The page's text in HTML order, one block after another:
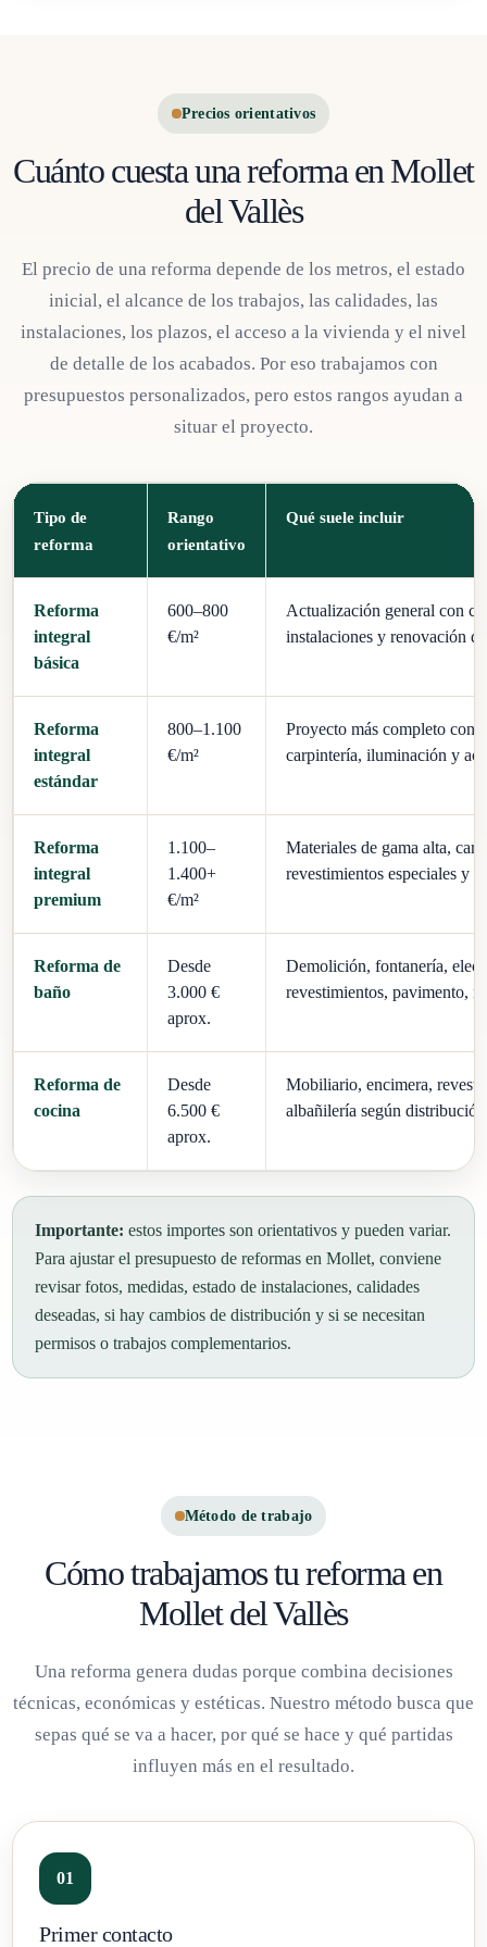
Precios orientativos
Cuánto cuesta una reforma en Mollet
del Vallès
El precio de una reforma depende de los metros, el estado
inicial, el alcance de los trabajos, las calidades, las
instalaciones, los plazos, el acceso a la vivienda y el nivel
de detalle de los acabados. Por eso trabajamos con
presupuestos personalizados, pero estos rangos ayudan a
situar el proyecto.
Tipo de
reforma
Rango
orientativo
Qué suele incluir
Reforma
integral
básica
600–800
€/m²
Actualización general con
instalaciones y renovación
Reforma
integral
estándar
800–1.100
€/m²
Proyecto más completo con
carpintería, iluminación y
Reforma
integral
premium
1.100–
1.400+
€/m²
Materiales de gama alta,
revestimientos especiales y
Reforma de
baño
Desde
3.000 €
aprox.
Demolición, fontanería,
revestimientos, pavimento,
Reforma de
cocina
Desde
6.500 €
aprox.
Mobiliario, encimera,
albañilería según
Importante: estos importes son orientativos y pueden variar.
Para ajustar el presupuesto de reformas en Mollet, conviene
revisar fotos, medidas, estado de instalaciones, calidades
deseadas, si hay cambios de distribución y si se necesitan
permisos o trabajos complementarios.
Método de trabajo
Cómo trabajamos tu reforma en
Mollet del Vallès
Una reforma genera dudas porque combina decisiones
técnicas, económicas y estéticas. Nuestro método busca que
sepas qué se va a hacer, por qué se hace y qué partidas
influyen más en el resultado.
Primer contacto